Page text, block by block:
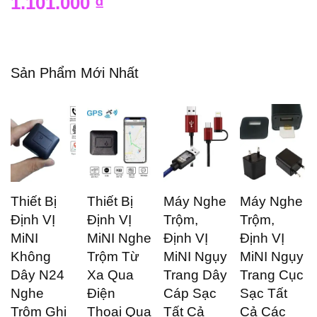
Sản Phẩm Mới Nhất
Thiết Bị
Định VỊ
MiNI
Không
Dây N24
Nghe
Trộm Ghi
Thiết Bị
Định VỊ
MiNI Nghe
Trộm Từ
Xa Qua
Điện
Thoại Qua
Máy Nghe
Trộm,
Định VỊ
MiNI Ngụy
Trang Dây
Cáp Sạc
Tất Cả
Máy Nghe
Trộm,
Định VỊ
MiNI Ngụy
Trang Cục
Sạc Tất
Cả Các